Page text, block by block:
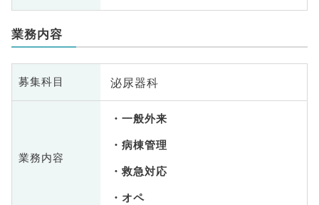
業務内容
募集科目 泌尿器科
業務内容
一般外来
病棟管理
救急対応
オペ